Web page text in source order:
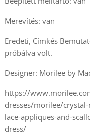
Merevítés: van
Eredeti, Címkés
próbálva volt.
Designer: Morilee by
https://
dresses/morilee/
lace-appliques-and-
dress/